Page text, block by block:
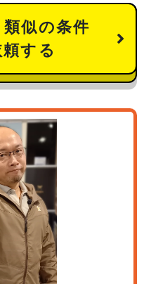
似の条件
する